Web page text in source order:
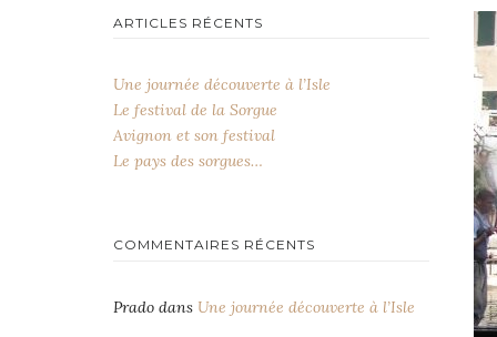
ARTICLES RÉCENTS
Une journée découverte à l’Isle
Le festival de la Sorgue
Avignon et son festival
Le pays des sorgues…
COMMENTAIRES RÉCENTS
Prado dans Une journée découverte à l’Isle